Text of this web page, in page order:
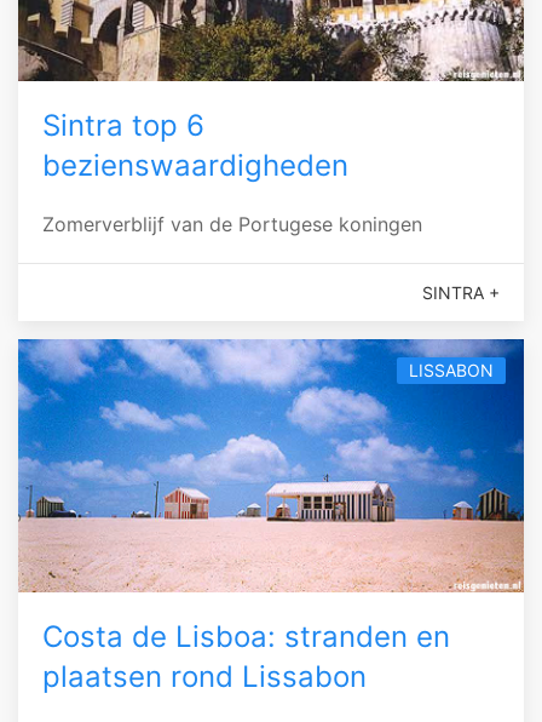
Sintra top 6
bezienswaardigheden
Zomerverblijf van de Portugese koningen
SINTRA +
LISSABON
Costa de Lisboa: stranden en
plaatsen rond Lissabon